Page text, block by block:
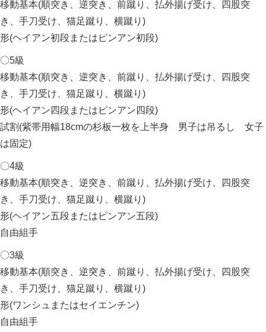
移動基本(順突き、逆突き、前蹴り、払外揚げ受け、四股突
き、手刀受け、猫足蹴り、横蹴り)
形(ヘイアン初段またはピンアン初段)
〇5級
移動基本(順突き、逆突き、前蹴り、払外揚げ受け、四股突
き、手刀受け、猫足蹴り、横蹴り)
形(ヘイアン四段またはピンアン四段)
試割(紫帯用幅18cmの杉板一枚を上半身 男子は吊るし 女子
は固定)
〇4級
移動基本(順突き、逆突き、前蹴り、払外揚げ受け、四股突
き、手刀受け、猫足蹴り、横蹴り)
形(ヘイアン五段またはピンアン五段)
自由組手
〇3級
移動基本(順突き、逆突き、前蹴り、払外揚げ受け、四股突
き、手刀受け、猫足蹴り、横蹴り)
形(ワンシュまたはセイエンチン)
自由組手